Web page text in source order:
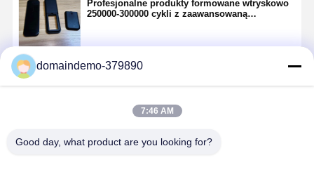
Profesjonalne produkty formowane wtryskowo
250000-300000 cykli z zaawansowaną
Kontyntynuj
domaindemo-379890
7:46 AM
Good day, what product are you looking for?